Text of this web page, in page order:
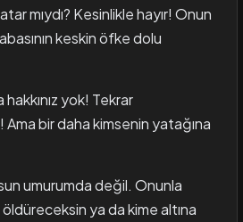
mıydı? Kesinlikle hayır! Onun
keskin öfke dolu
yok! Tekrar
bir daha kimsenin yatağına
umurumda değil. Onunla
ya da kime altına